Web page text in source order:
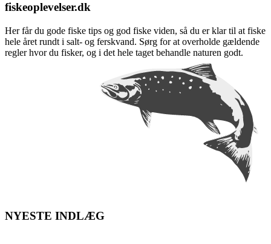
fiskeoplevelser.dk
Her får du gode fiske tips og god fiske viden, så du er klar til at fiske
hele året rundt i salt- og ferskvand. Sørg for at overholde gældende
regler hvor du fisker, og i det hele taget behandle naturen godt.
NYESTE INDLÆG